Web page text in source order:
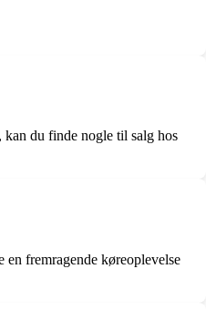
du finde nogle til salg hos
fremragende køreoplevelse